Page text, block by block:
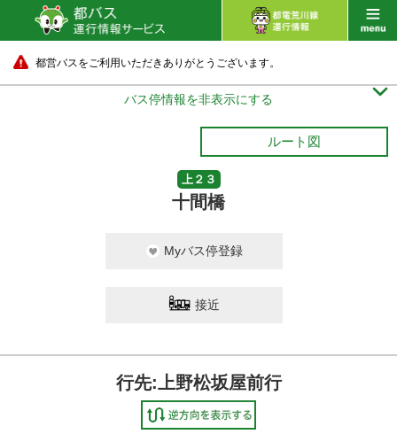
都営バスをご利用いただきありがとうございます。
バス停情報を非表示にする 
ルート図
上２３
十間橋
Myバス停登録
接近
行先:上野松坂屋前行